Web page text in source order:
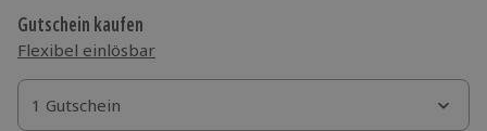
Gutschein kaufen
Flexibel einlösbar
1 Gutschein
1 Gutschein
1 Gutschein